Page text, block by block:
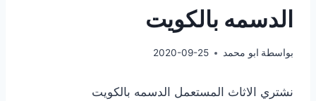
الدسمه بالكويت
بواسطة ابو محمد 2020-09-25
نشتري الاثاث المستعمل الدسمه بالكويت